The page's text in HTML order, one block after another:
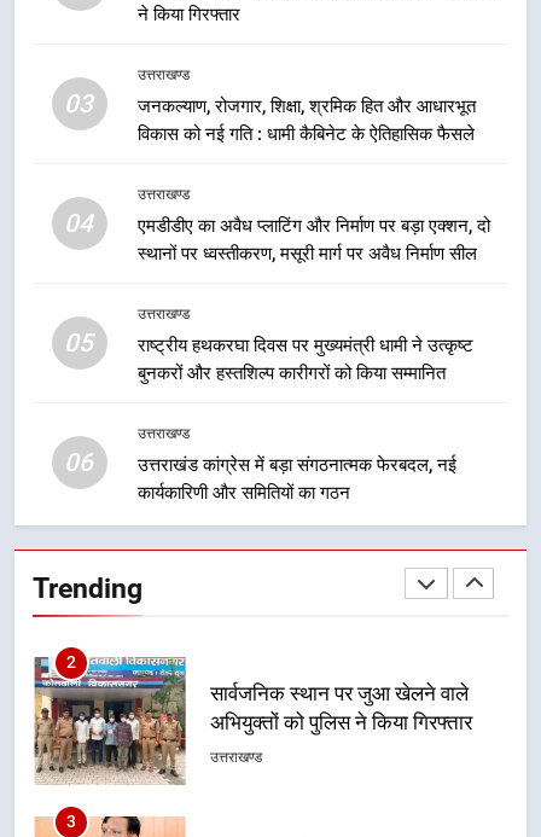
ने किया गिरफ्तार
03
उत्तराखण्ड
जनकल्याण, रोजगार, शिक्षा, श्रमिक हित और आधारभूत
विकास को नई गति : धामी कैबिनेट के ऐतिहासिक फैसले
04
उत्तराखण्ड
एमडीडीए का अवैध प्लाटिंग और निर्माण पर बड़ा एक्शन, दो
स्थानों पर ध्वस्तीकरण, मसूरी मार्ग पर अवैध निर्माण सील
05
उत्तराखण्ड
राष्ट्रीय हथकरघा दिवस पर मुख्यमंत्री धामी ने उत्कृष्ट
बुनकरों और हस्तशिल्प कारीगरों को किया सम्मानित
06
उत्तराखण्ड
उत्तराखंड कांग्रेस में बड़ा संगठनात्मक फेरबदल, नई
कार्यकारिणी और समितियों का गठन
Trending
का गठन
उत्तराखण्ड
मुख्यमंत्री धामी बोले- युवाओं को रोजगार
देना सरकार की सर्वोच्च प्राथमिकता, आने
8
दिल्ली-देहरादून आर्थिक कॉरिडोर से जुड़ी
गुणवत्तापूर्ण निर्माण सुनिश्चित करने के
निर्देश, सुरक्षा मानकों से कोई समझौता
नहींः डीएम
मुख्यमंत्री चौम्पियनशिप ट्रॉफी का मंच,
न्याय पंचायत से राज्य स्तर तक होगा
2
सार्वजनिक स्थान पर जुआ खेलने वाले
अभियुक्तों को पुलिस ने किया गिरफ्तार
उत्तराखण्ड
3